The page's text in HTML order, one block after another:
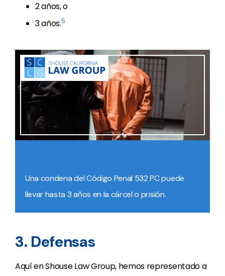
2 años, o
3 años.5
Una condena del Código Penal 532 PC puede
llevar hasta 3 años en la cárcel o prisión.
3. Defensas
Aquí en Shouse Law Group, hemos representado a